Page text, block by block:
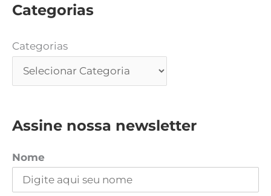
Categorias
Categorias
Assine nossa newsletter
Nome